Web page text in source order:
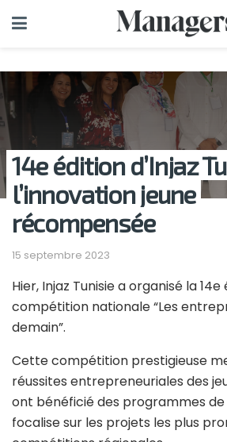
14e édition d’Injaz
l’innovation jeune
récompensée
15 septembre 2023
Hier, Injaz Tunisie a organisé la
compétition nationale “Les
demain”.
Cette compétition prestigieuse
réussites entrepreneuriales des
ont bénéficié des programmes de
focalise sur les projets les plus